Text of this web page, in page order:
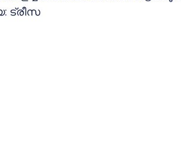
ട്രീസ